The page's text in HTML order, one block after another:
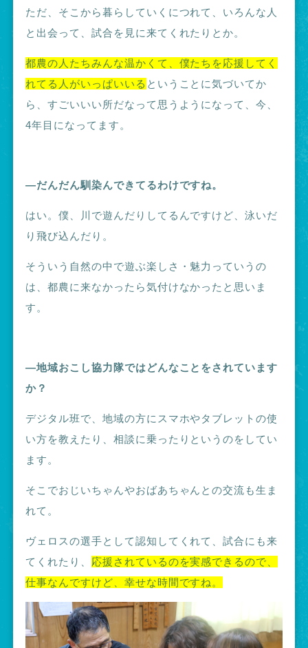
ただ、そこから暮らしていくにつれて、いろんな人
と出会って、試合を見に来てくれたりとか。
都農の人たちみんな温かくて、僕たちを応援してく
れてる人がいっぱいいる ということに気づいてか
ら、すごいいい所だなって思うようになって、今、
4年目になってます。
―だんだん馴染んできてるわけですね。
はい。僕、川で遊んだりしてるんですけど、泳いだ
り飛び込んだり。
そういう自然の中で遊ぶ楽しさ・魅力っていうの
は、都農に来なかったら気付けなかったと思いま
す。
―地域おこし協力隊ではどんなことをされています
か？
デジタル班で、地域の方にスマホやタブレットの使
い方を教えたり、相談に乗ったりというのをしてい
ます。
そこでおじいちゃんやおばあちゃんとの交流も生ま
れて。
ヴェロスの選手として認知してくれて、試合にも来
てくれたり、 応援されているのを実感できるので、
仕事なんですけど、幸せな時間ですね。